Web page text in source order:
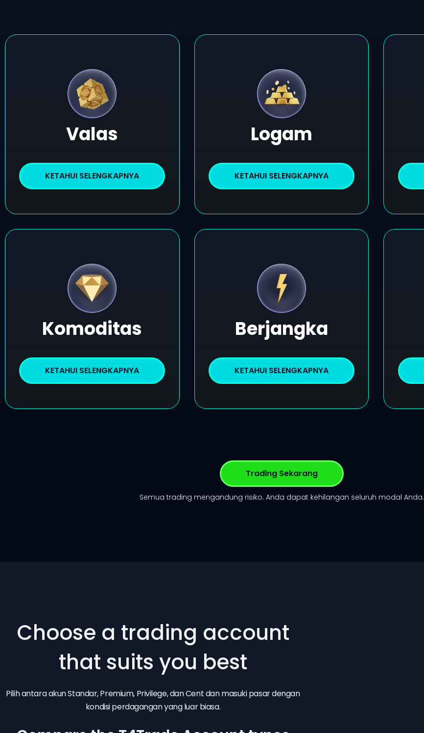
Valas
KETAHUI SELENGKAPNYA
Logam
KETAHUI SELENGKAPNYA
Komoditas
KETAHUI SELENGKAPNYA
Berjangka
KETAHUI SELENGKAPNYA
Trading Sekarang
Semua trading mengandung risiko. Anda dapat kehilangan seluruh modal Anda.
Choose a trading account
that suits you best
Pilih antara akun Standar, Premium, Privilege, dan Cent dan masuki pasar dengan
kondisi perdagangan yang luar biasa.